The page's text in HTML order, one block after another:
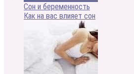
Сон и беременность
Как на вас влияет сон